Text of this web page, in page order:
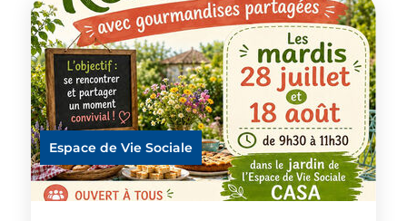
Espace de Vie Sociale